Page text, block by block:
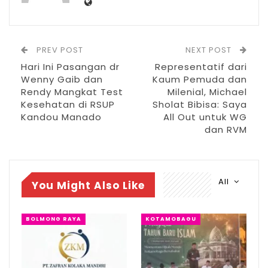
kemasyarakatan dan organisasi
RELATED POSTS
PT Zafran Kolaka Mandiri Resmi Jadi Mitra
Dukungan…
Agu 4, 2026
Pemkot Kotamobagu Sambut 1 Muharram
IGA 2026, Sekda Kotamobagu Ajak OPD
Lahirkan…
Jun 30, 2026
Karena itu kata Difsan, menjadi modal bagi
PREV POST
Hari Ini Pasangan dr
Wenny Gaib dan
Rendy Mangkat Test
Kesehatan di RSUP
Kandou Manado
NEXT POST
Representatif dari
Kaum Pemuda dan
Milenial, Michael
Sholat Bibisa: Saya
All Out untuk WG
dan RVM
All
You Might Also Like
BOLMONG RAYA KOTAMOBAGU